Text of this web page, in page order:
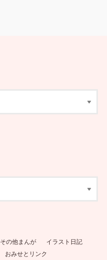
その他まんが
イラスト日記
おみせとリンク